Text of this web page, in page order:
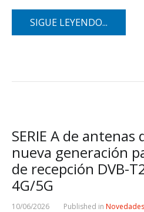
SIGUE LEYENDO...
SERIE A de antenas
nueva generación
de recepción DVB-
4G/5G
10/06/2026 Published in Novedades